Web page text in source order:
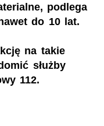
podlega
do 10 lat.
na takie
służby
112.